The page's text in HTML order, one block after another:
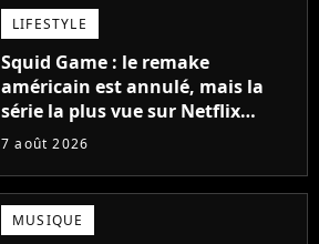
LIFESTYLE
Squid Game : le remake
américain est annulé, mais la
série la plus vue sur Netflix
pourrait avoir une version
7 août 2026
MUSIQUE